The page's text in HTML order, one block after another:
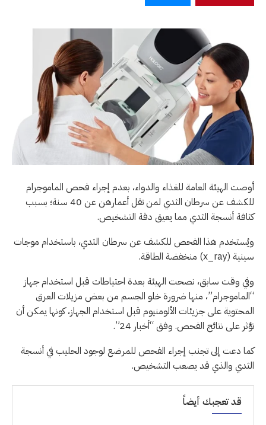
أوصت الهيئة العامة للغذاء والدواء، بعدم إجراء فحص الماموجرام
للكشف عن سرطان الثدي لمن تقل أعمارهن عن 40 سنة؛ بسبب
كثافة أنسجة الثدي مما يعيق دقة التشخيص.
ويُستخدم هذا الفحص للكشف عن سرطان الثدي، باستخدام موجات
سينية (x_ray) منخفضة الطاقة.
وفي وقت سابق، نصحت الهيئة بعدة احتياطات قبل استخدام جهاز
“الماموجرام”، منها ضرورة خلو الجسم من بعض مزيلات العرق
المحتوية على جزيئات الألومنيوم قبل استخدام الجهاز، كونها يمكن أن
تؤثر على نتائج الفحص. وفق “أخبار 24”.
كما دعت إلى تجنب إجراء الفحص للمرضع لوجود الحليب في أنسجة
الثدي والذي قد يصعب التشخيص.
قد تعجبك أيضاً